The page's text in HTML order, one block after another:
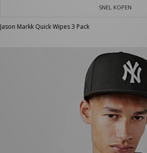
SNEL KOPEN
Jason Markk Quick Wipes 3 Pack